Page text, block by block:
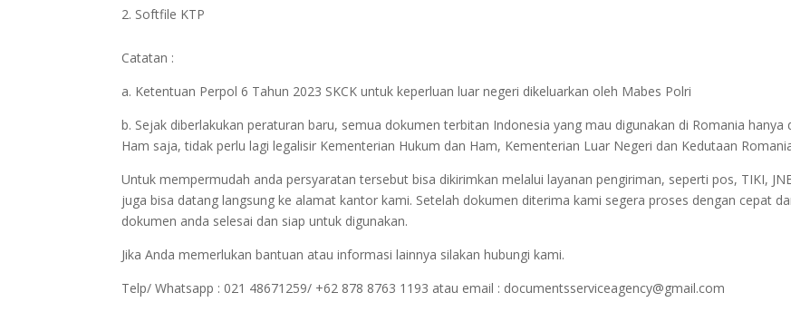
Softfile KTP
Catatan :
a. Ketentuan Perpol 6 Tahun 2023 SKCK untuk keperluan luar negeri dikeluarkan oleh Mabes Polri
b. Sejak diberlakukan peraturan baru, semua dokumen terbitan Indonesia yang mau digunakan di Romania
Ham saja, tidak perlu lagi legalisir Kementerian Hukum dan Ham, Kementerian Luar Negeri dan Kedutaan
Untuk mempermudah anda persyaratan tersebut bisa dikirimkan melalui layanan pengiriman, seperti pos, TIKI,
juga bisa datang langsung ke alamat kantor kami. Setelah dokumen diterima kami segera proses dengan cepat
dokumen anda selesai dan siap untuk digunakan.
Jika Anda memerlukan bantuan atau informasi lainnya silakan hubungi kami.
Telp/ Whatsapp : 021 48671259/ +62 878 8763 1193 atau email : documentsserviceagency@gmail.com